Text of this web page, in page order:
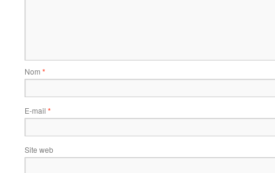
Nom *
E-mail *
Site web